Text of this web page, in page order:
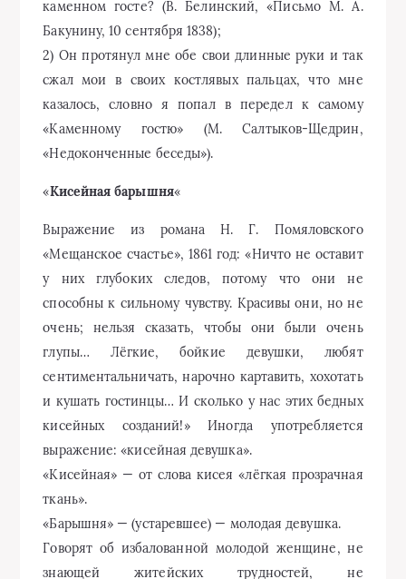
каменном госте? (В. Белинский, «Письмо М. А.
Бакунину, 10 сентября 1838);
2) Он протянул мне обе свои длинные руки и так
сжал мои в своих костлявых пальцах, что мне
казалось, словно я попал в передел к самому
«Каменному гостю» (М. Салтыков-Щедрин,
«Недоконченные беседы»).
«Кисейная барышня«
Выражение из романа Н. Г. Помяловского
«Мещанское счастье», 1861 год: «Ничто не оставит
у них глубоких следов, потому что они не
способны к сильному чувству. Красивы они, но не
очень; нельзя сказать, чтобы они были очень
глупы… Лёгкие, бойкие девушки, любят
сентиментальничать, нарочно картавить, хохотать
и кушать гостинцы… И сколько у нас этих бедных
кисейных созданий!» Иногда употребляется
выражение: «кисейная девушка».
«Кисейная» — от слова кисея «лёгкая прозрачная
ткань».
«Барышня» — (устаревшее) — молодая девушка.
Говорят об избалованной молодой женщине, не
знающей житейских трудностей, не